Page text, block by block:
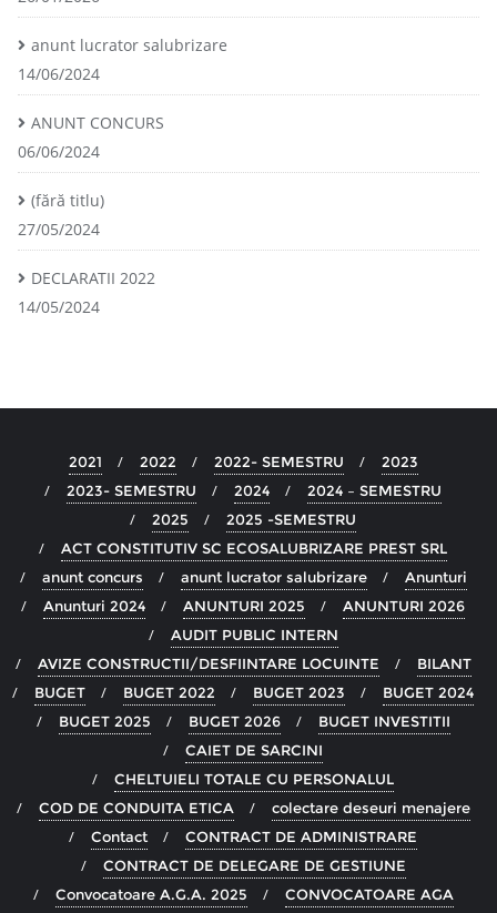
anunt lucrator salubrizare
14/06/2024
ANUNT CONCURS
06/06/2024
(fără titlu)
27/05/2024
DECLARATII 2022
14/05/2024
2021 2022 2022- SEMESTRU
2023
2023- SEMESTRU
2024
2024 – SEMESTRU
2025
2025 -SEMESTRU
ACT CONSTITUTIV SC ECOSALUBRIZARE PREST SRL
anunt concurs
anunt lucrator salubrizare
Anunturi
Anunturi 2024
ANUNTURI 2025
ANUNTURI 2026
AUDIT PUBLIC INTERN
AVIZE CONSTRUCTII/DESFIINTARE LOCUINTE
BILANT
BUGET
BUGET 2022 BUGET 2023
BUGET 2024
BUGET 2025
BUGET 2026
BUGET INVESTITII
CAIET DE SARCINI
CHELTUIELI TOTALE CU PERSONALUL
COD DE CONDUITA ETICA
colectare deseuri menajere
Contact
CONTRACT DE ADMINISTRARE
CONTRACT DE DELEGARE DE GESTIUNE
Convocatoare A.G.A. 2025
CONVOCATOARE AGA